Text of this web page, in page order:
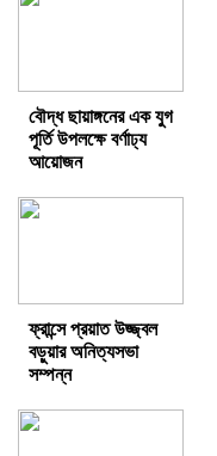
বৌদ্ধ ছায়াঙ্গনের এক যুগ
পূর্তি উপলক্ষে বর্ণাঢ্য
আয়োজন
ফ্রান্সে প্রয়াত উজ্জ্বল
বড়ুয়ার অনিত্যসভা
সম্পন্ন